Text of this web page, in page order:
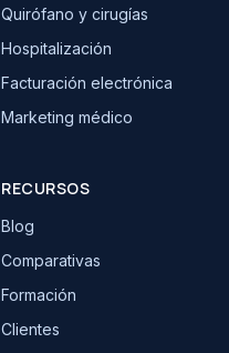
Quirófano y cirugías
Hospitalización
Facturación electrónica
Marketing médico
RECURSOS
Blog
Comparativas
Formación
Clientes